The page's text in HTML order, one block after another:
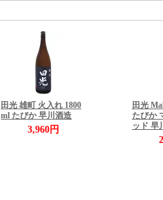
田光 雄町 火入れ 1800
ml たびか 早川酒造
3,960円
田光
たびか
ッド 早